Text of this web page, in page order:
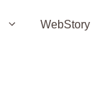
WebStory